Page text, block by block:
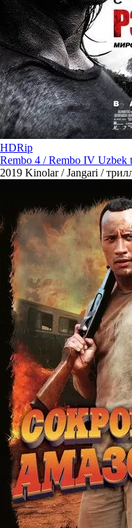
HDRip
Rembo 4 / Rembo IV Uzbek
2019 Kinolar / Jangari /